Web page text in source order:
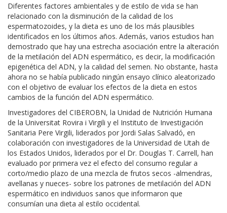
Diferentes factores ambientales y de estilo de vida se han
relacionado con la disminución de la calidad de los
espermatozoides, y la dieta es uno de los más plausibles
identificados en los últimos años. Además, varios estudios han
demostrado que hay una estrecha asociación entre la alteración
de la metilación del ADN espermático, es decir, la modificación
epigenética del ADN, y la calidad del semen. No obstante, hasta
ahora no se había publicado ningún ensayo clínico aleatorizado
con el objetivo de evaluar los efectos de la dieta en estos
cambios de la función del ADN espermático.
Investigadores del CIBEROBN, la Unidad de Nutrición Humana
de la Universitat Rovira i Virgili y el Instituto de Investigación
Sanitaria Pere Virgili, liderados por Jordi Salas Salvadó, en
colaboración con investigadores de la Universidad de Utah de
los Estados Unidos, liderados por el Dr. Douglas T. Carrell, han
evaluado por primera vez el efecto del consumo regular a
corto/medio plazo de una mezcla de frutos secos -almendras,
avellanas y nueces- sobre los patrones de metilación del ADN
espermático en individuos sanos que informaron que
consumían una dieta al estilo occidental.